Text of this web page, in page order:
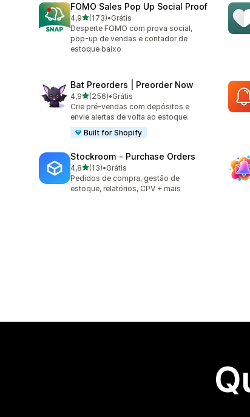
FOMO Sales Pop Up Social Proof
4,9de 5 estrelas
(173)
173 avaliações ao todo
•Grátis
Desperte FOMO com prova social,
pop-up de vendas e contador de
estoque baixo
Bat Preorders | Preorder Now
4,9de 5 estrelas
(256)
256 avaliações ao todo
•Grátis
Crie pré-vendas com depósitos e
envie alertas de volta ao estoque.
Built for Shopify
Stockroom ‑ Purchase Orders
4,8de 5 estrelas
(13)
13 avaliações ao todo
•Grátis
Pedidos de compra, gestão de
estoque, relatórios, CPV + mais